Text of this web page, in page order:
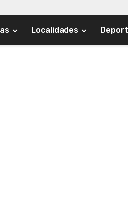
Localidades